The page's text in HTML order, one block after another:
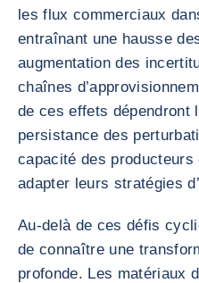
les flux commerciaux
entraînant une hausse
augmentation des
chaînes
de ces effets dépendront
persistance des
capacité des
adapter leurs stratégies
Au-delà de ces défis
de connaître une
profonde. Les matériaux